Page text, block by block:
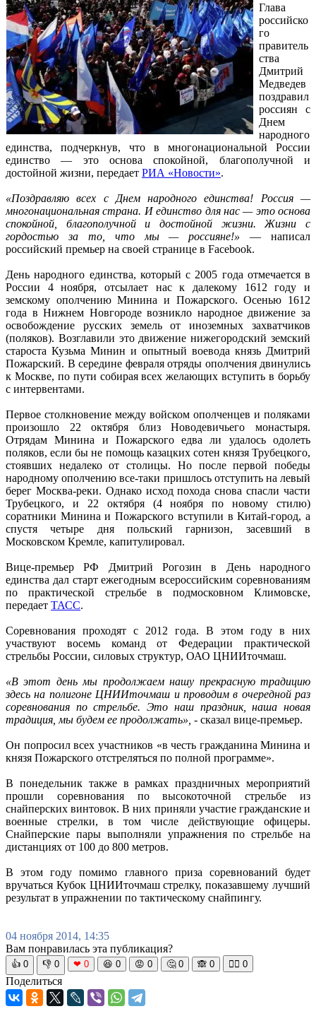
Глава
российско
го
правитель
ства
Дмитрий
Медведев
поздравил
россиян с
Днем
народного
единства, подчеркнув, что в многонациональной России
единство — это основа спокойной, благополучной и
достойной жизни, передает РИА «Новости».
«Поздравляю всех с Днем народного единства! Россия —
многонациональная страна. И единство для нас — это основа
спокойной, благополучной и достойной жизни. Жизни с
гордостью за то, что мы — россияне!» — написал
российский премьер на своей странице в Facebook.
День народного единства, который с 2005 года отмечается в
России 4 ноября, отсылает нас к далекому 1612 году и
земскому ополчению Минина и Пожарского. Осенью 1612
года в Нижнем Новгороде возникло народное движение за
освобождение русских земель от иноземных захватчиков
(поляков). Возглавили это движение нижегородский земский
староста Кузьма Минин и опытный воевода князь Дмитрий
Пожарский. В середине февраля отряды ополчения двинулись
к Москве, по пути собирая всех желающих вступить в борьбу
с интервентами.
Первое столкновение между войском ополченцев и поляками
произошло 22 октября близ Новодевичьего монастыря.
Отрядам Минина и Пожарского едва ли удалось одолеть
поляков, если бы не помощь казацких сотен князя Трубецкого,
стоявших недалеко от столицы. Но после первой победы
народному ополчению все-таки пришлось отступить на левый
берег Москва-реки. Однако исход похода снова спасли части
Трубецкого, и 22 октября (4 ноября по новому стилю)
соратники Минина и Пожарского вступили в Китай-город, а
спустя четыре дня польский гарнизон, засевший в
Московском Кремле, капитулировал.
Вице-премьер РФ Дмитрий Рогозин в День народного
единства дал старт ежегодным всероссийским соревнованиям
по практической стрельбе в подмосковном Климовске,
передает ТАСС.
Соревнования проходят с 2012 года. В этом году в них
участвуют восемь команд от Федерации практической
стрельбы России, силовых структур, ОАО ЦНИИточмаш.
«В этот день мы продолжаем нашу прекрасную традицию
здесь на полигоне ЦНИИточмаш и проводим в очередной раз
соревнования по стрельбе. Это наш праздник, наша новая
традиция, мы будем ее продолжать», - сказал вице-премьер.
Он попросил всех участников «в честь гражданина Минина и
князя Пожарского отстреляться по полной программе».
В понедельник также в рамках праздничных мероприятий
прошли соревнования по высокоточной стрельбе из
снайперских винтовок. В них приняли участие гражданские и
военные стрелки, в том числе действующие офицеры.
Снайперские пары выполняли упражнения по стрельбе на
дистанциях от 100 до 800 метров.
В этом году помимо главного приза соревнований будет
вручаться Кубок ЦНИИточмаш стрелку, показавшему лучший
результат в упражнении по тактическому снайпингу.
04 ноября 2014, 14:35
Вам понравилась эта публикация?
👍 0 👎 0 ❤ 0 😆 0 😡 0 🤔 0 🙈 0 🧘‍♀️ 0
Поделиться